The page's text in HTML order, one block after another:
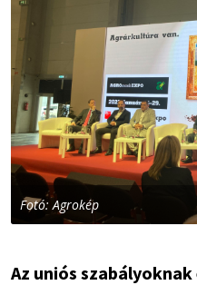
Fotó: Agrokép
Az uniós